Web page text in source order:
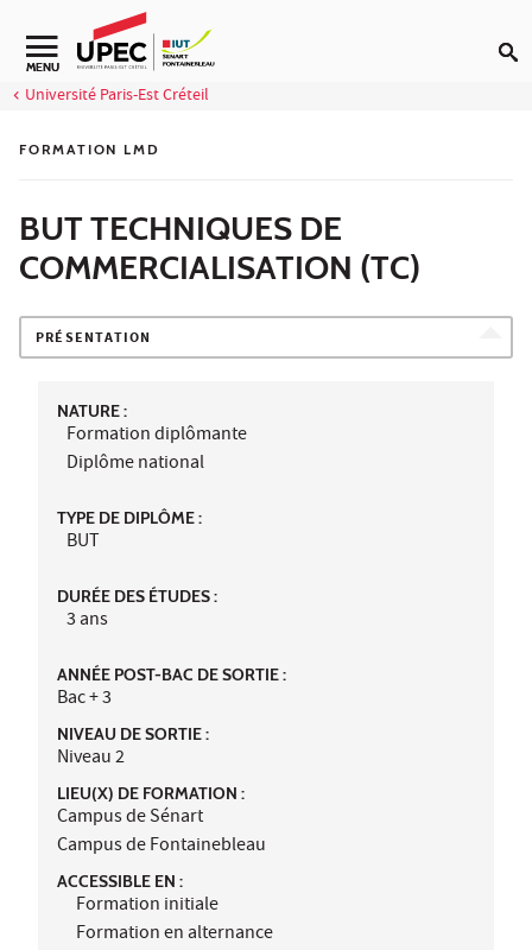
Aller au contenu
Navigation secondaire
MENU
Université Paris-Est Créteil
FORMATION LMD
BUT TECHNIQUES DE
COMMERCIALISATION (TC)
PRÉSENTATION
NATURE :
Formation diplômante
Diplôme national
TYPE DE DIPLÔME :
BUT
DURÉE DES ÉTUDES :
3 ans
ANNÉE POST-BAC DE SORTIE :
Bac + 3
NIVEAU DE SORTIE :
Niveau 2
LIEU(X) DE FORMATION :
Campus de Sénart
Campus de Fontainebleau
ACCESSIBLE EN :
Formation initiale
Formation en alternance